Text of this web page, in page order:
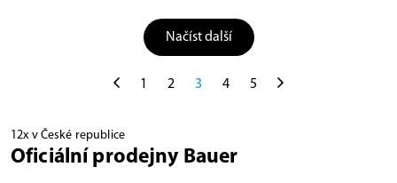
Načíst další
1 2 3 4 5
12x v České republice
Oficiální prodejny Bauer